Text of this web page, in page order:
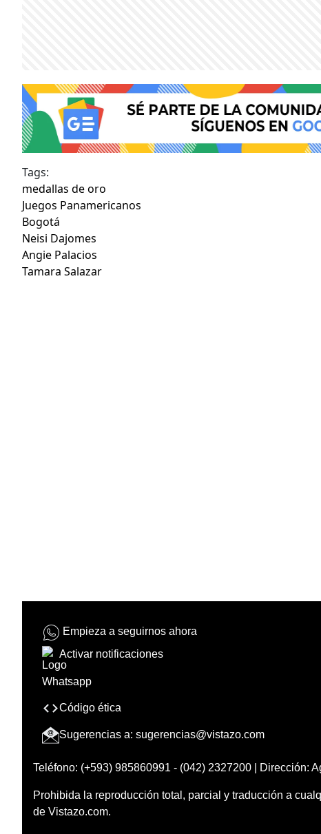
Tags:
medallas de oro
Juegos Panamericanos
Bogotá
Neisi Dajomes
Angie Palacios
Tamara Salazar
Empieza a seguirnos ahora
Activar notificaciones
Código ética
Sugerencias a: sugerencias@vistazo.com
Teléfono: (+593) 985860991 - (042) 2327200 | Dirección:
Prohibida la reproducción total, parcial y traducción a
de Vistazo.com.